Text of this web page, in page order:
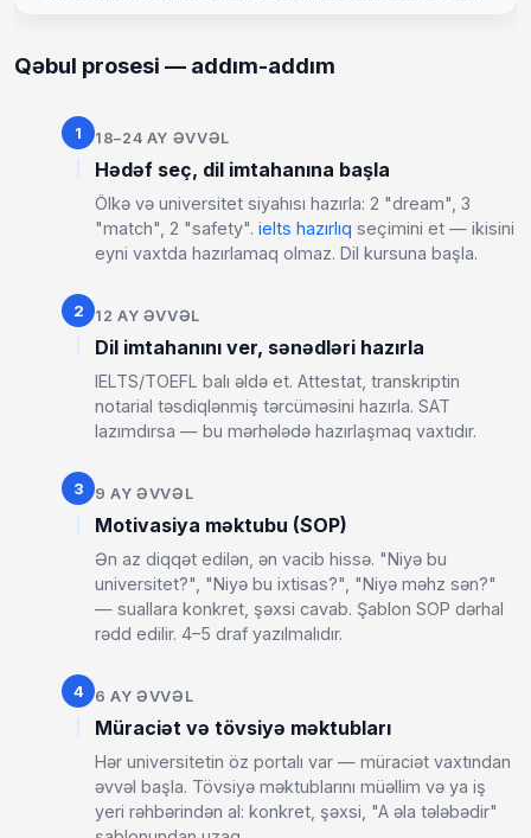
Qəbul prosesi — addım-addım
1 18–24 AY ƏVVƏL
Hədəf seç, dil imtahanına başla
Ölkə və universitet siyahısı hazırla: 2 "dream", 3
"match", 2 "safety". ielts hazırlıq seçimini et — ikisini
eyni vaxtda hazırlamaq olmaz. Dil kursuna başla.
2 12 AY ƏVVƏL
Dil imtahanını ver, sənədləri hazırla
IELTS/TOEFL balı əldə et. Attestat, transkriptin
notarial təsdiqlənmiş tərcüməsini hazırla. SAT
lazımdırsa — bu mərhələdə hazırlaşmaq vaxtıdır.
3 9 AY ƏVVƏL
Motivasiya məktubu (SOP)
Ən az diqqət edilən, ən vacib hissə. "Niyə bu
universitet?", "Niyə bu ixtisas?", "Niyə məhz sən?"
— suallara konkret, şəxsi cavab. Şablon SOP dərhal
rədd edilir. 4–5 draf yazılmalıdır.
4 6 AY ƏVVƏL
Müraciət və tövsiyə məktubları
Hər universitetin öz portalı var — müraciət vaxtından
əvvəl başla. Tövsiyə məktublarını müəllim və ya iş
yeri rəhbərindən al: konkret, şəxsi, "A əla tələbədir"